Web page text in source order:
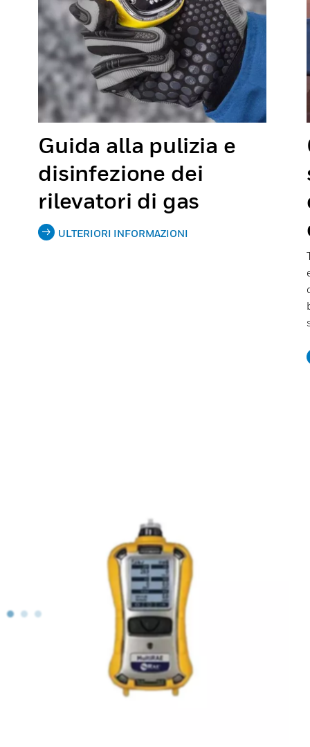
Guida alla pulizia e
disinfezione dei
rilevatori di gas
ULTERIORI INFORMAZIONI